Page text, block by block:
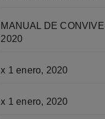
MANUAL DE
2020
x 1 enero, 2020
x 1 enero, 2020